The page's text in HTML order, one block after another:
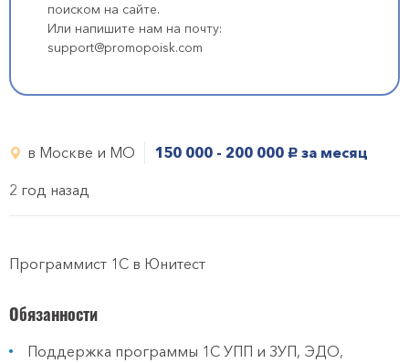
поиском на сайте.
Или напишите нам на почту:
support@promopoisk.com
в Москве и МО 150 000 - 200 000 руб. за месяц
2 год назад
Программист 1С в Юнитест
Обязанности
Поддержка программы 1С УПП и ЗУП, ЭДО,